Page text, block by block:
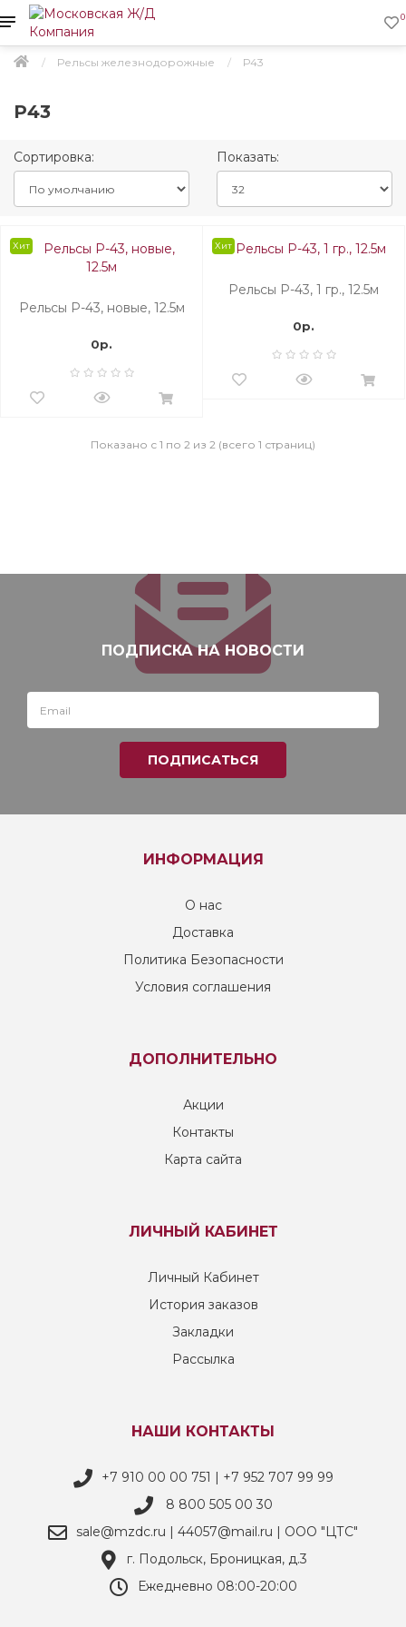
0
Рельсы железнодорожные Р43
Р43
Сортировка: Показать:
Хит
Рельсы Р-43, новые, 12.5м
0р.
Хит
Рельсы Р-43, 1 гр., 12.5м
0р.
Показано с 1 по 2 из 2 (всего 1 страниц)
ПОДПИСКА НА НОВОСТИ
ИНФОРМАЦИЯ
О нас
Доставка
Политика Безопасности
Условия соглашения
ДОПОЛНИТЕЛЬНО
Акции
Контакты
Карта сайта
ЛИЧНЫЙ КАБИНЕТ
Личный Кабинет
История заказов
Закладки
Рассылка
НАШИ КОНТАКТЫ
+7 910 00 00 751 | +7 952 707 99 99
8 800 505 00 30
sale@mzdc.ru | 44057@mail.ru | ООО "ЦТС"
г. Подольск, Броницкая, д.3
Ежедневно 08:00-20:00